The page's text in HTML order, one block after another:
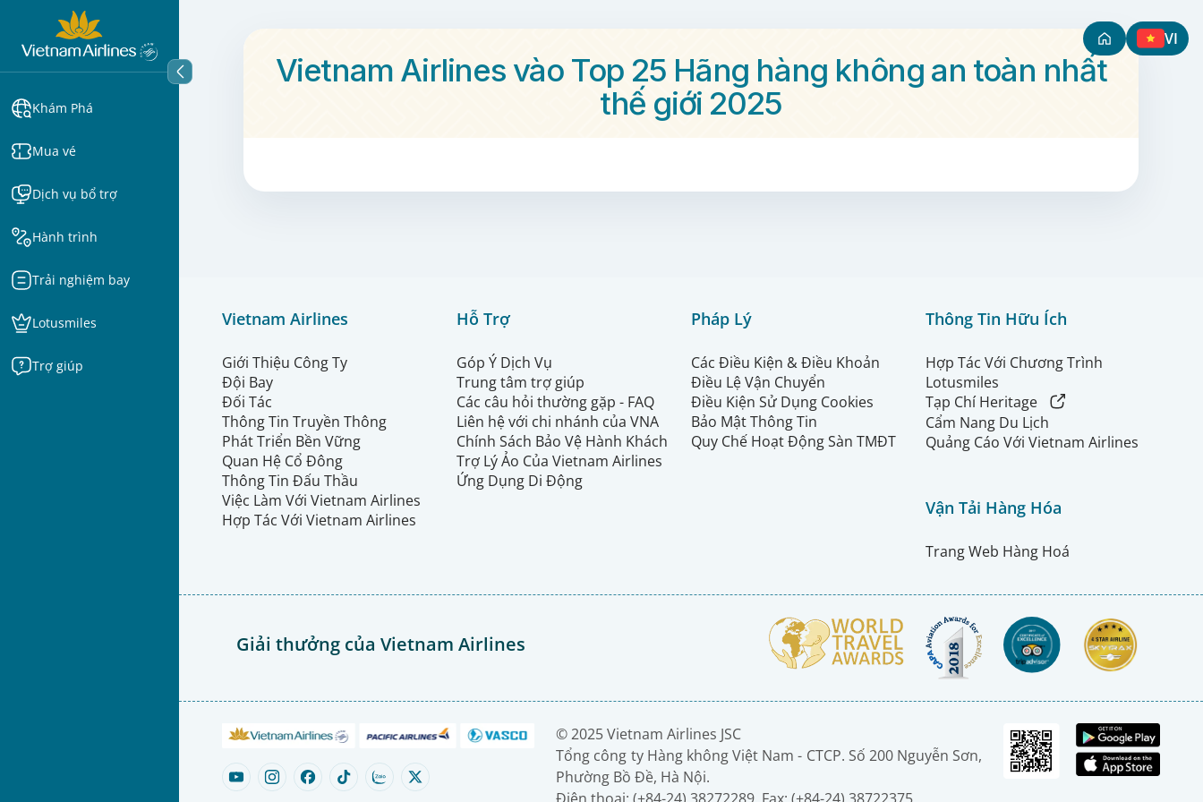
Khám Phá
Mua vé
Dịch vụ bổ trợ
Hành trình
Trải nghiệm bay
Lotusmiles
Trợ giúp
VI
Vietnam Airlines vào Top 25 Hãng hàng không an toàn nhất
thế giới 2025
Vietnam Airlines
Giới Thiệu Công Ty
Đội Bay
Đối Tác
Thông Tin Truyền Thông
Phát Triển Bền Vững
Quan Hệ Cổ Đông
Thông Tin Đấu Thầu
Việc Làm Với Vietnam Airlines
Hợp Tác Với Vietnam Airlines
Hỗ Trợ
Góp Ý Dịch Vụ
Trung tâm trợ giúp
Các câu hỏi thường gặp - FAQ
Liên hệ với chi nhánh của VNA
Chính Sách Bảo Vệ Hành Khách
Trợ Lý Ảo Của Vietnam Airlines
Ứng Dụng Di Động
Pháp Lý
Các Điều Kiện & Điều Khoản
Điều Lệ Vận Chuyển
Điều Kiện Sử Dụng Cookies
Bảo Mật Thông Tin
Quy Chế Hoạt Động Sàn TMĐT
Thông Tin Hữu Ích
Hợp Tác Với Chương Trình
Lotusmiles
Tạp Chí Heritage
Cẩm Nang Du Lịch
Quảng Cáo Với Vietnam Airlines
Vận Tải Hàng Hóa
Trang Web Hàng Hoá
Giải thưởng của Vietnam Airlines
© 2025 Vietnam Airlines JSC
Tổng công ty Hàng không Việt Nam - CTCP. Số 200 Nguyễn Sơn,
Phường Bồ Đề, Hà Nội.